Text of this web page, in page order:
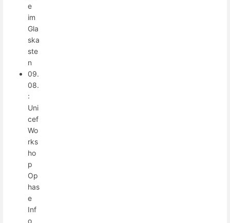
e
im
Gla
ska
ste
n
09.
08.
:
Uni
cef
Wo
rks
ho
p
Op
has
e
Inf
o